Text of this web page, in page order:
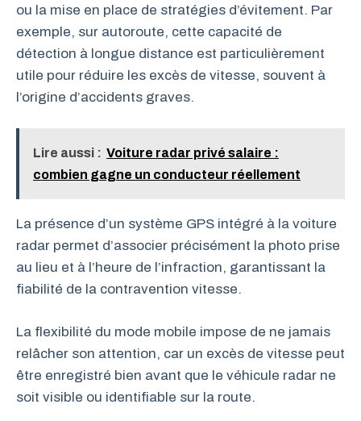
ou la mise en place de stratégies d’évitement. Par
exemple, sur autoroute, cette capacité de
détection à longue distance est particulièrement
utile pour réduire les excès de vitesse, souvent à
l’origine d’accidents graves.
Lire aussi : Voiture radar privé salaire :
combien gagne un conducteur réellement
La présence d’un système GPS intégré à la voiture
radar permet d’associer précisément la photo prise
au lieu et à l’heure de l’infraction, garantissant la
fiabilité de la contravention vitesse.
La flexibilité du mode mobile impose de ne jamais
relâcher son attention, car un excès de vitesse peut
être enregistré bien avant que le véhicule radar ne
soit visible ou identifiable sur la route.